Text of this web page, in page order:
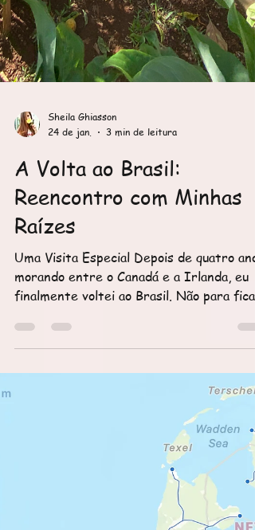
Sheila Ghiasson
A Volta ao Brasil:
Reencontro com Minhas
finalmente voltei ao Brasil. Não para ficar
(ainda), mas para algo igualmente
importante: visitar minha família. Escolhi,
sem nem pensar duas vezes, o melhor
possível. Dezembro. Natal. Final de ano.
Verão. Eu sentia falta do sol de um jeito
quase físico. Do calor que não vem só do
clima, mas das pessoas. Do corpo que